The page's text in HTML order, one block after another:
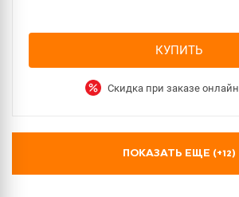
КУПИТЬ
Скидка при заказе онлайн
ПОКАЗАТЬ ЕЩЕ (+12)